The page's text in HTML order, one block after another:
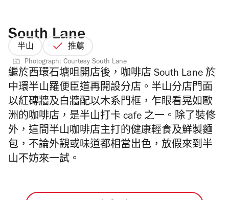
South Lane
半山 推薦
Photograph: Courtesy South Lane
繼於西環石塘咀開店後，咖啡店 South Lane 於
中環半山羅便臣道再開設分店。半山分店門面
以紅磚牆及白牆配以木系門框，乍眼看晃如歐
洲的咖啡店，是半山打卡 cafe 之一。除了裝修
外，這間半山咖啡店主打的健康輕食及鮮製麵
包，不論外觀或味道都相當出色，放假來到半
山不妨來一試。